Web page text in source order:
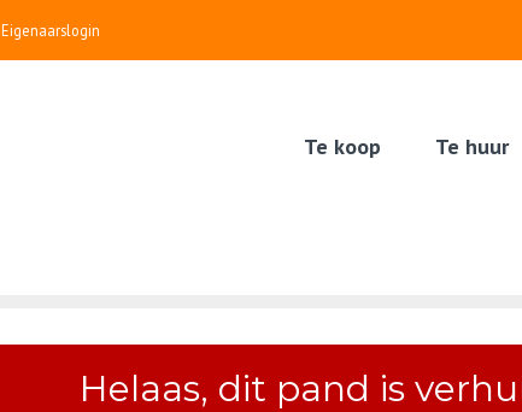
Eigenaarslogin
Te koop Te huur
Helaas, dit pand is